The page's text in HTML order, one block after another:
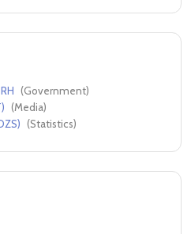
(Government)
(Media)
(Statistics)